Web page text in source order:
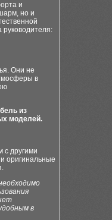
и
но и
Они не
в
из
моделей.
с другими
оригинальные
в